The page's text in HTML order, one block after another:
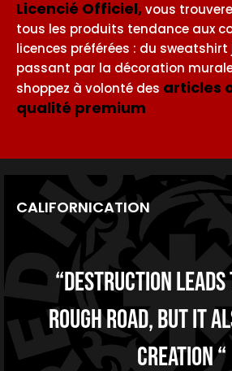
Licencié Officiel,vous
tous les produits tendance aux
licences préférées : du sweatshirt
passant par la décoration
shoppez à volonté des articles
qualité premium
CALIFORNICATION
“Destruction
rough road, but it
creation “